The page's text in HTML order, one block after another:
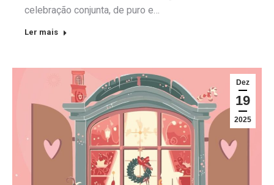
celebração conjunta, de puro e…
Ler mais
Dez
19
2025